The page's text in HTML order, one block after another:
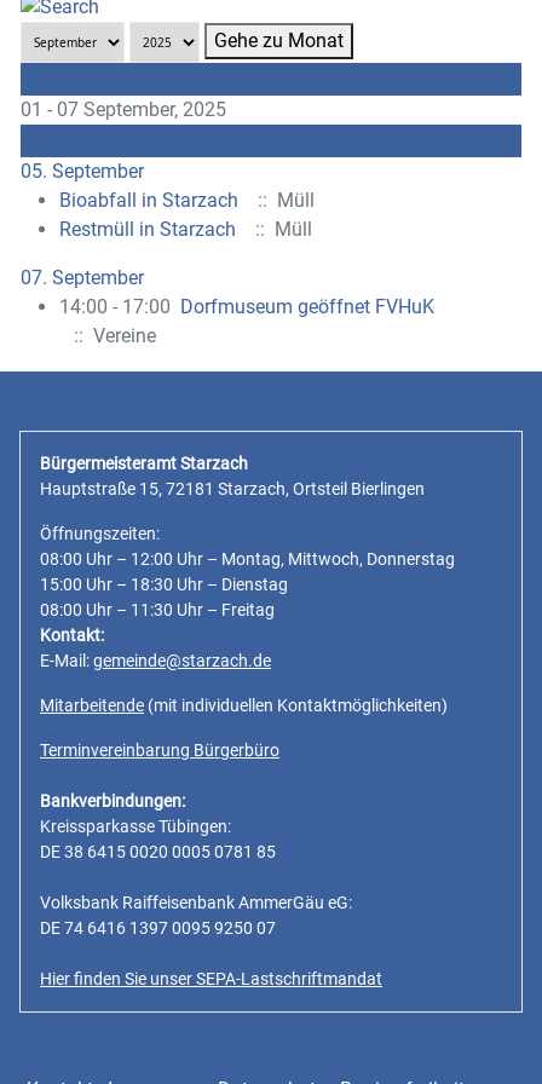
Gehe zu Monat
01 - 07 September, 2025
05. September
Bioabfall in Starzach
:: Müll
Restmüll in Starzach
:: Müll
07. September
14:00 - 17:00 Dorfmuseum geöffnet FVHuK
:: Vereine
Bürgermeisteramt Starzach
Hauptstraße 15, 72181 Starzach, Ortsteil Bierlingen
Öffnungszeiten:
08:00 Uhr – 12:00 Uhr – Montag, Mittwoch, Donnerstag
15:00 Uhr – 18:30 Uhr – Dienstag
08:00 Uhr – 11:30 Uhr – Freitag
Kontakt:
E-Mail:gemeinde@starzach.de
Mitarbeitende (mit individuellen Kontaktmöglichkeiten)
Terminvereinbarung Bürgerbüro
Bankverbindungen:
Kreissparkasse Tübingen:
DE 38 6415 0020 0005 0781 85
Volksbank Raiffeisenbank AmmerGäu eG:
DE 74 6416 1397 0095 9250 07
Hier finden Sie unser SEPA-Lastschriftmandat